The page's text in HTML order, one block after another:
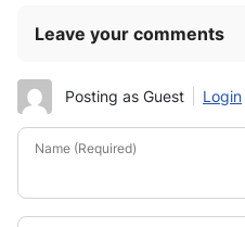
Leave your comments
Posting as Guest Login
Name (Required)